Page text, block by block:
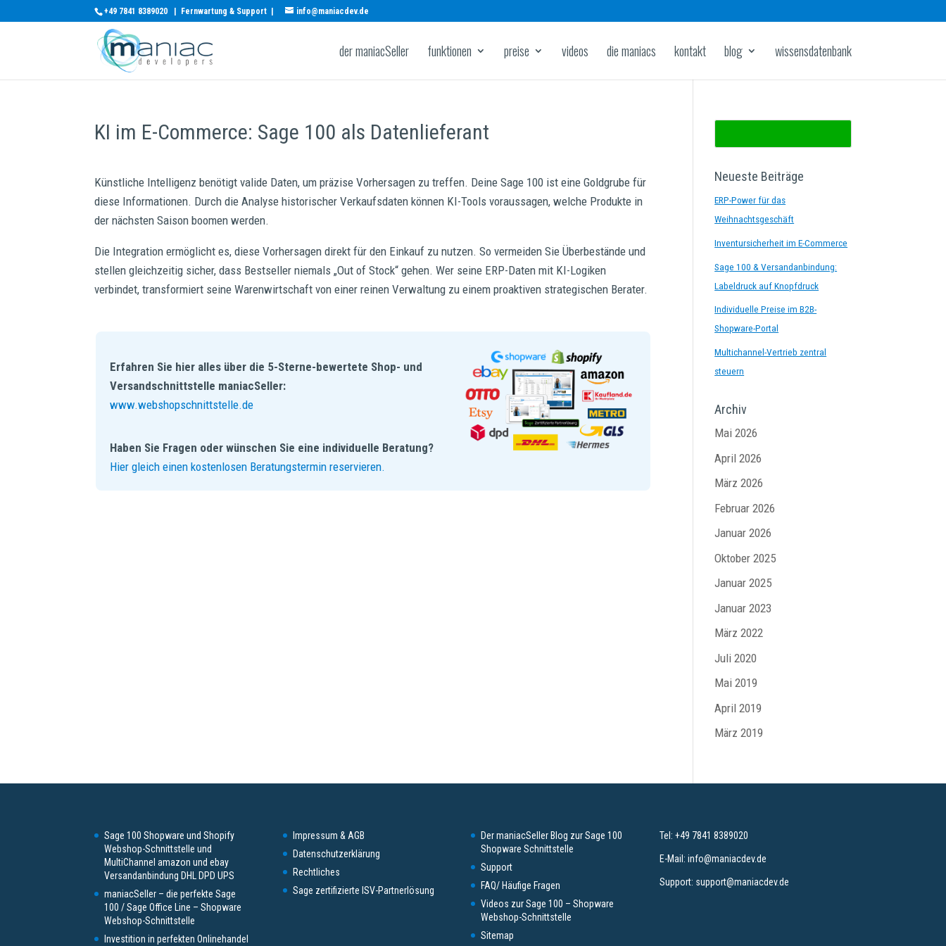
+49 7841 8389020 Fernwartung & Support info@maniacdev.de
der maniacSeller funktionen preise videos die maniacs kontakt blog wissensdatenbank
KI im E-Commerce: Sage 100 als Datenlieferant
Künstliche Intelligenz benötigt valide Daten, um präzise Vorhersagen zu treffen. Deine Sage 100 ist eine Goldgrube für
diese Informationen. Durch die Analyse historischer Verkaufsdaten können KI-Tools voraussagen, welche Produkte in
der nächsten Saison boomen werden.
Die Integration ermöglicht es, diese Vorhersagen direkt für den Einkauf zu nutzen. So vermeiden Sie Überbestände und
stellen gleichzeitig sicher, dass Bestseller niemals „Out of Stock“ gehen. Wer seine ERP-Daten mit KI-Logiken
verbindet, transformiert seine Warenwirtschaft von einer reinen Verwaltung zu einem proaktiven strategischen Berater.
Erfahren Sie hier alles über die 5-Sterne-bewertete Shop- und
Versandschnittstelle maniacSeller:
www.webshopschnittstelle.de
Haben Sie Fragen oder wünschen Sie eine individuelle Beratung?
Hier gleich einen kostenlosen Beratungstermin reservieren.
Neueste Beiträge
ERP-Power für das
Weihnachtsgeschäft
Inventursicherheit im E-Commerce
Sage 100 & Versandanbindung:
Labeldruck auf Knopfdruck
Individuelle Preise im B2B-
Shopware-Portal
Multichannel-Vertrieb zentral
steuern
Archiv
Mai 2026
April 2026
März 2026
Februar 2026
Januar 2026
Oktober 2025
Januar 2025
Januar 2023
März 2022
Juli 2020
Mai 2019
April 2019
März 2019
Sage 100 Shopware und Shopify
Webshop-Schnittstelle und
MultiChannel amazon und ebay
Versandanbindung DHL DPD UPS
maniacSeller – die perfekte Sage
100 / Sage Office Line – Shopware
Webshop-Schnittstelle
Investition in perfekten Onlinehandel
Impressum & AGB
Datenschutzerklärung
Rechtliches
Sage zertifizierte ISV-Partnerlösung
Der maniacSeller Blog zur Sage 100
Shopware Schnittstelle
Support
FAQ/ Häufige Fragen
Videos zur Sage 100 – Shopware
Webshop-Schnittstelle
Sitemap
Tel: +49 7841 8389020
E-Mail: info@maniacdev.de
Support: support@maniacdev.de
maniac Support-Assistent